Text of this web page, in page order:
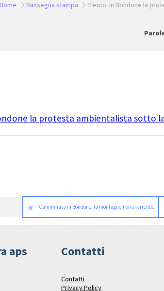
Home Rassegna stampa Trento: in Bondone la
la protesta ambientalista sotto
« Camminata in Bondone, la montagna non si arrende
aps Contatti
Contatti
Privacy Policy